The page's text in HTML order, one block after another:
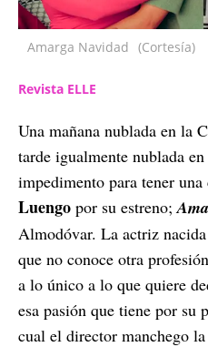
Amarga Navidad (Cortesía)
Revista ELLE
Una mañana nublada en la
tarde igualmente nublada
impedimento para tener
Luengo por su estreno;
Almodóvar. La actriz
que no conoce otra
a lo único a lo que quiere
esa pasión que tiene por su
cual el director manchego